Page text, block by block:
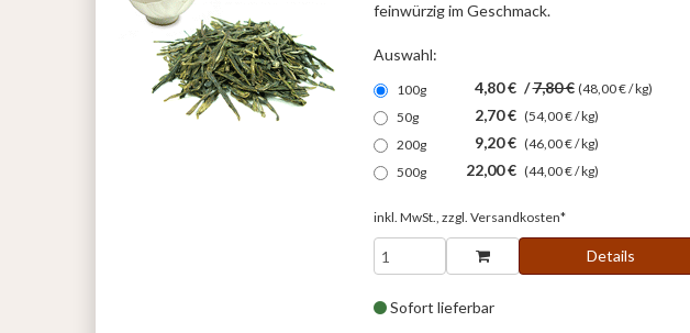
feinwürzig im Geschmack.
Auswahl:
100g 4,80 € /7,80 € (48,00 € / kg)
50g
2,70 € (54,00 € / kg)
200g
9,20 € (46,00 € / kg)
500g
22,00 € (44,00 € / kg)
inkl. MwSt., zzgl. Versandkosten*
Details
Sofort lieferbar